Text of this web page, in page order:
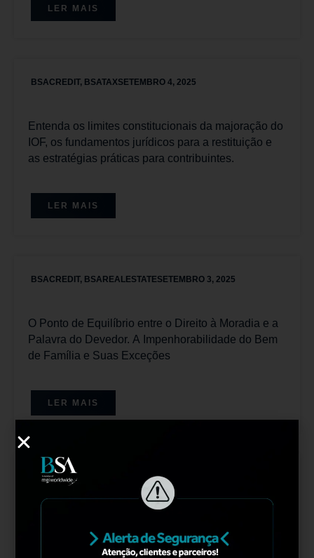
LER MAIS
BSACREDIT, BSATAXSETEMBRO 4, 2025
Entenda os limites constitucionais da majoração do
IOF, os fundamentos jurídicos para a restituição e
as estratégias práticas para contribuintes.
LER MAIS
BSACREDIT, BSAREALESTATESETEMBRO 3, 2025
O Ponto de Equilíbrio entre o Direito à Moradia e a
Palavra do Devedor. A Impenhorabilidade do Bem
de Família e Suas Exceções
LER MAIS
BSACREDIT AGOSTO 26, 2025
Brasil: Uma Tendência no Mercado de Capitais
para Empresários